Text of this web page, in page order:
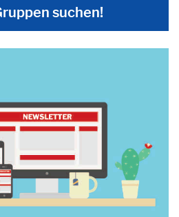
suchen!